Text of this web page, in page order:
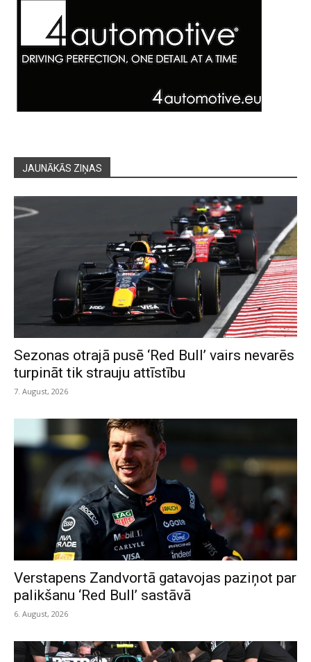
JAUNĀKĀS ZIŅAS
Sezonas otrajā pusē ‘Red Bull’ vairs nevarēs
turpināt tik strauju attīstību
7. August, 2026
Verstapens Zandvortā gatavojas paziņot par
palikšanu ‘Red Bull’ sastāvā
6. August, 2026